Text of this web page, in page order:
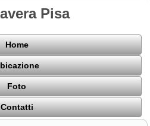
Pisa
Home
Foto
Contatti